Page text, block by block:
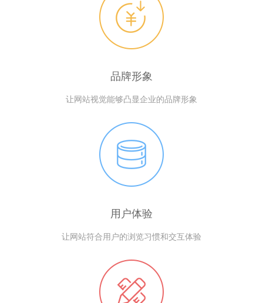
品牌形象
让网站视觉能够凸显企业的品牌形象
用户体验
让网站符合用户的浏览习惯和交互体验